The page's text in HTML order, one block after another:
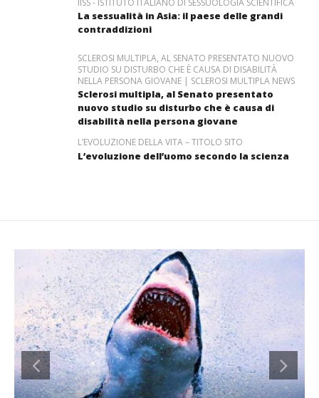
IISS - ISTITUTO ITALIANO DI SESSUOLOGIA SCIENTIFICA
La sessualità in Asia: il paese delle grandi
contraddizioni
SCLEROSI MULTIPLA, AL SENATO PRESENTATO NUOVO
STUDIO SU DISTURBO CHE È CAUSA DI DISABILITÀ
NELLA PERSONA GIOVANE | SCLEROSI MULTIPLA NEWS
Sclerosi multipla, al Senato presentato
nuovo studio su disturbo che è causa di
disabilità nella persona giovane
L’EVOLUZIONE DELLA VITA – TITOLO SITO
L’evoluzione dell’uomo secondo la scienza